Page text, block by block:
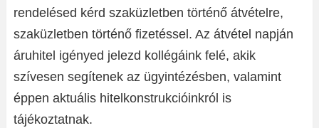
rendelésed kérd szaküzletben történő átvételre,
szaküzletben történő fizetéssel. Az átvétel napján
áruhitel igényed jelezd kollégáink felé, akik
szívesen segítenek az ügyintézésben, valamint
éppen aktuális hitelkonstrukcióinkról is
tájékoztatnak.